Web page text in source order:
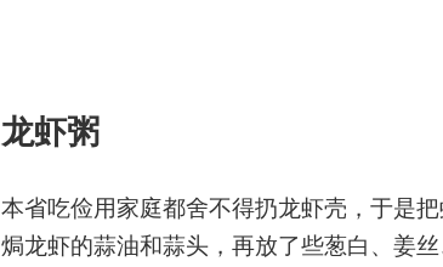
龙虾粥
本省吃俭用家庭都舍不得扔龙虾壳，于是
焗龙虾的蒜油和蒜头，再放了些葱白、姜